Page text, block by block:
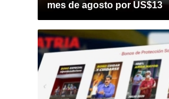
mes de agosto por US$13